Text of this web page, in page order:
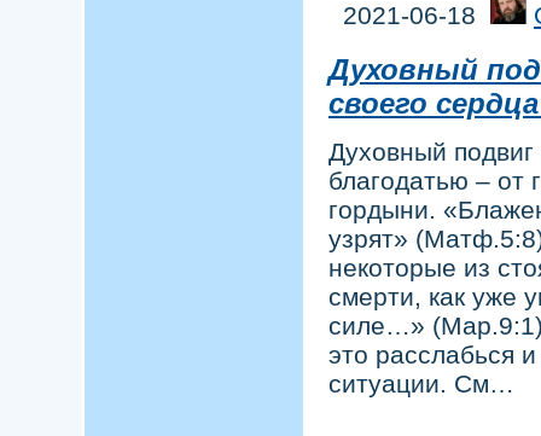
2021-06-18
Духовный
своего
Духовный
благодатью – от
гордыни.
узрят»
некоторые из
смерти, как уже
силе…»
это расслабься
ситуации. См…